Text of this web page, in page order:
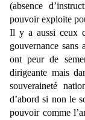
(absence
pouvoir exploite
Il y a aussi ceux
gouvernance sans
ont peur de
dirigeante mais
souveraineté
d’abord si non le
pouvoir comme